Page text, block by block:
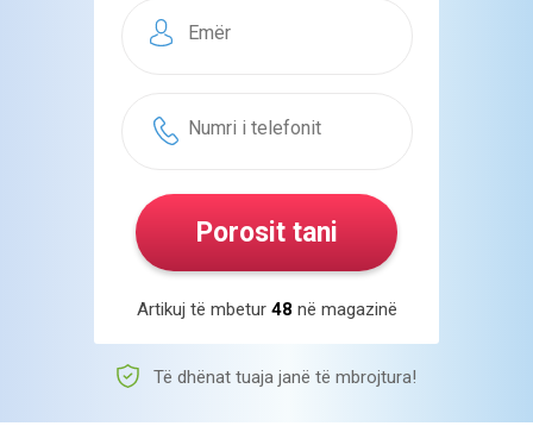
Artikuj të mbetur 48 në magazinë
Të dhënat tuaja janë të mbrojtura!